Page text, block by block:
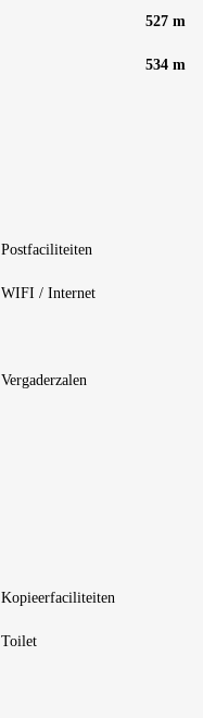
527 m
534 m
Postfaciliteiten
WIFI / Internet
Vergaderzalen
Kopieerfaciliteiten
Toilet